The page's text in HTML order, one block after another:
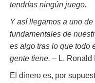
tendrías ningún juego.
Y así llegamos a uno
fundamentales de
es algo tras lo que todo
gente tiene. – L. Ronald
El dinero es, por